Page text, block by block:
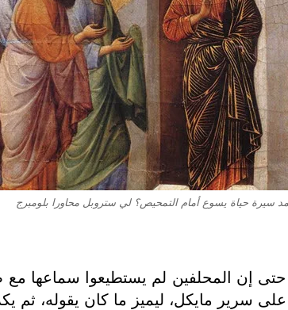
سيرة حياة يسوع أمام التمحيص؟ لي ستروبل محاورا بلومبرج
إن المحلفين لم يستطيعوا سماعها
سرير مايكل، ليميز ما كان يقوله، ثم